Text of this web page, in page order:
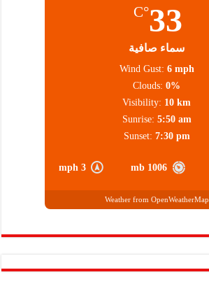
33
°C
سماء صافية
1006 mb
3 mph
Wind Gust: 6 mph
Clouds: 0%
Visibility: 10 km
Sunrise: 5:50 am
Sunset: 7:30 pm
Weather from OpenWeatherMap